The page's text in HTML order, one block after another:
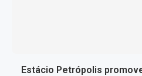
Estácio Petrópolis